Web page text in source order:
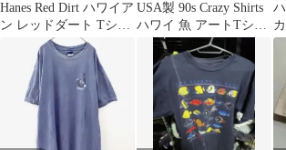
Hanes Red Dirt ハワイア
ン レッドダート Tシャ
ツ 3XL 州魚
USA製 90s Crazy Shirts
ハワイ 魚 アートTシャ
ツ ピンク
T